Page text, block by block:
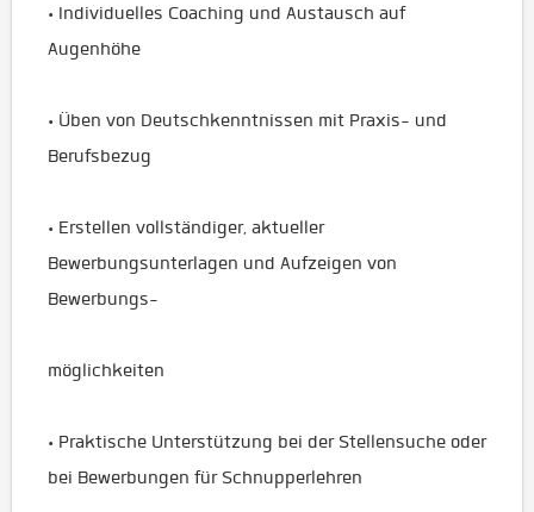
• Individuelles Coaching und Austausch auf
Augenhöhe
• Üben von Deutschkenntnissen mit Praxis- und
Berufsbezug
• Erstellen vollständiger, aktueller
Bewerbungsunterlagen und Aufzeigen von
Bewerbungs-
möglichkeiten
• Praktische Unterstützung bei der Stellensuche oder
bei Bewerbungen für Schnupperlehren